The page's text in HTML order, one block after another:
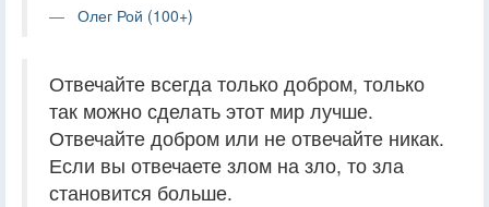
Олег Рой (100+)
Отвечайте всегда только добром, только
так можно сделать этот мир лучше.
Отвечайте добром или не отвечайте никак.
Если вы отвечаете злом на зло, то зла
становится больше.